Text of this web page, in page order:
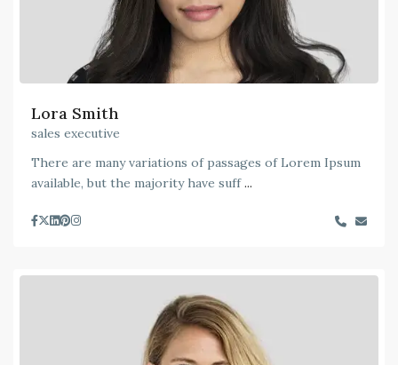
Lora Smith
sales executive
There are many variations of passages of Lorem Ipsum
available, but the majority have suff...